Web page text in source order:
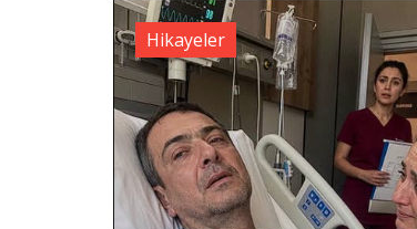
Hikayeler